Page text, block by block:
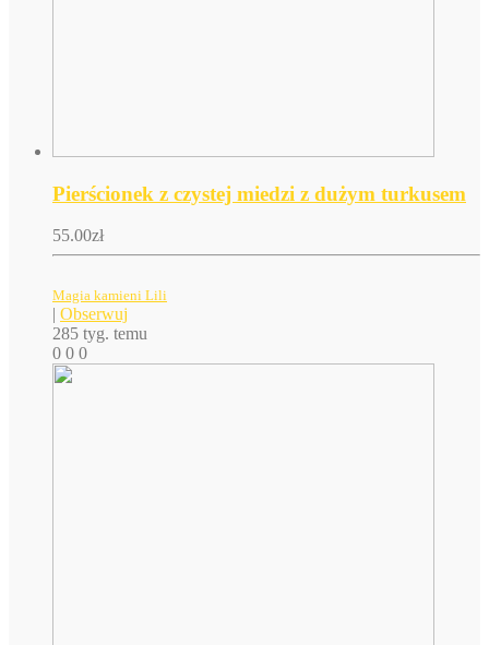
Pierścionek z czystej miedzi z dużym turkusem
55.00zł
Magia kamieni Lili
| Obserwuj
285 tyg. temu
0 0 0